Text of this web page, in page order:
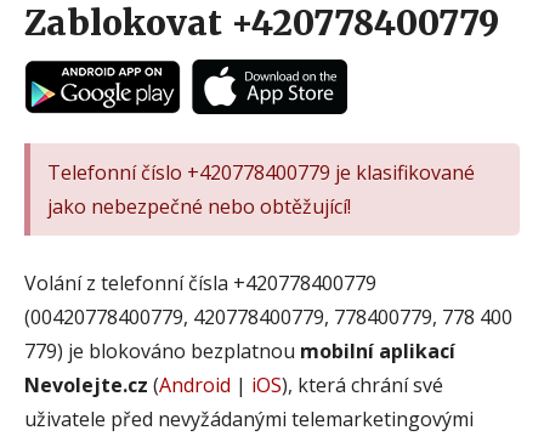
Zablokovat +420778400779
Telefonní číslo +420778400779 je klasifikované
jako nebezpečné nebo obtěžující!
Volání z telefonní čísla +420778400779
(00420778400779, 420778400779, 778400779, 778 400
779) je blokováno bezplatnou mobilní aplikací
Nevolejte.cz (Android | iOS), která chrání své
uživatele před nevyžádanými telemarketingovými